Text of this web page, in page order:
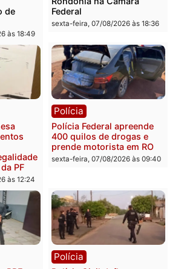
vai querer ler...
com
de
às 18:49
Política
Eleições 2026: Pastor
Evanildo pode ser o
primeiro pastor de
Rondônia na Câmara